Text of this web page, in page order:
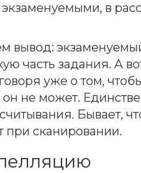
в
вывод:
часть задания. А
уже о том,
он не может.
Бывает,
при сканировании.